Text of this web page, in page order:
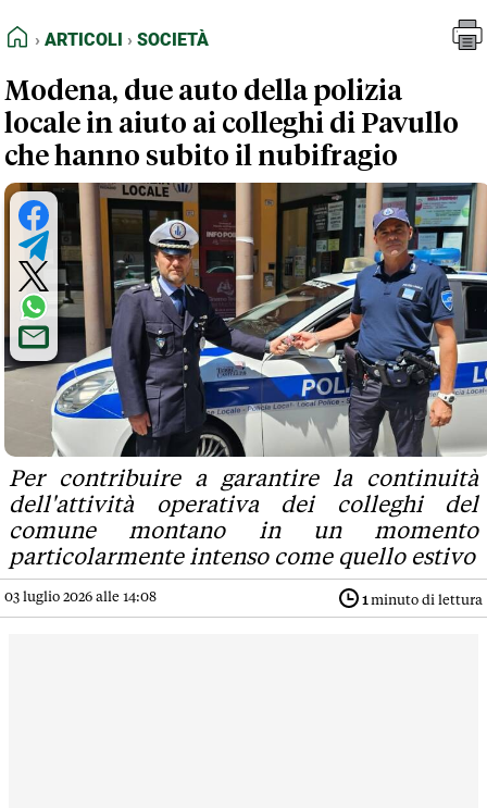
FEED RSS
NORMATIVE DEONTOLOGICHE
TERMINI e CONDIZIONI
HOME
ARTICOLI SOCIETÀ
Modena, due auto della polizia
locale in aiuto ai colleghi di Pavullo
che hanno subito il nubifragio
Per contribuire a garantire la continuità
dell'attività operativa dei colleghi del
comune montano in un momento
particolarmente intenso come quello estivo
03 luglio 2026 alle 14:08 1minuto di lettura